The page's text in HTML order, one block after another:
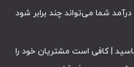
شما می‌تواند چند برابر شود
| کافی است مشتریان خود را